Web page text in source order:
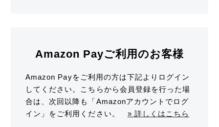
Amazon Payご利用のお客様
Amazon Payをご利用の方は下記よりログイン
してください。こちらから会員登録を行った場
合は、次回以降も「Amazonアカウントでログ
イン」をご利用ください。 » 詳しくはこちら